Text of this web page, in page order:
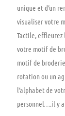
unique et d’un
visualiser votre
Tactile, effleurez
votre motif de
motif de
rotation ou un
l’alphabet de
personnel….il y